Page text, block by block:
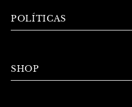
POLÍTICAS
SHOP